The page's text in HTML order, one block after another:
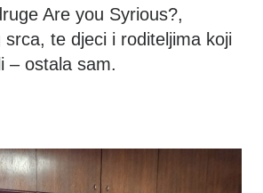
Are you Syrious?,
srca, te djeci i roditeljima koji
– ostala sam.